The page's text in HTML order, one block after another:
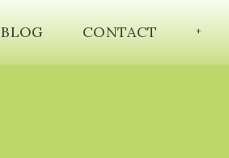
BLOG CONTACT